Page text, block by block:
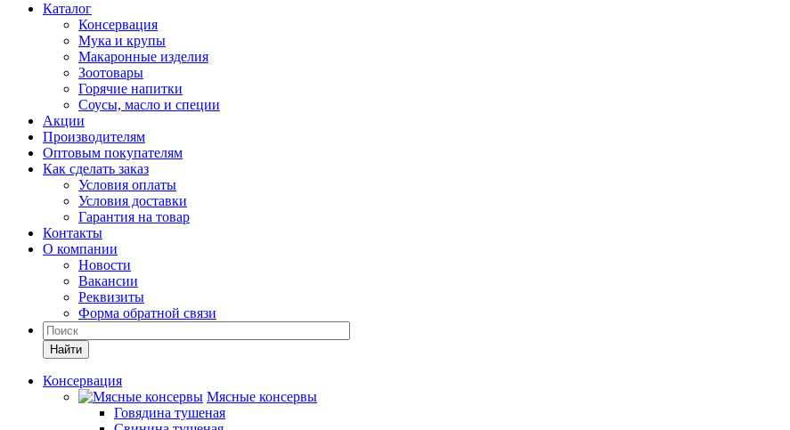
Каталог
Консервация
Мука и крупы
Макаронные изделия
Зоотовары
Горячие напитки
Соусы, масло и специи
Акции
Производителям
Оптовым покупателям
Как сделать заказ
Условия оплаты
Условия доставки
Гарантия на товар
Контакты
О компании
Новости
Вакансии
Реквизиты
Форма обратной связи
Найти
Консервация
Мясные консервы
Говядина тушеная